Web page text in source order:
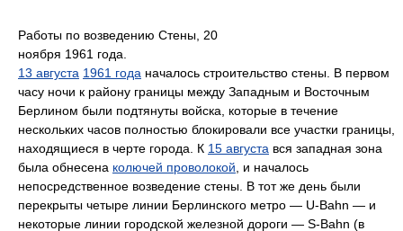
Работы по возведению Стены, 20
ноября 1961 года.
13 августа 1961 года началось строительство стены. В первом
часу ночи к району границы между Западным и Восточным
Берлином были подтянуты войска, которые в течение
нескольких часов полностью блокировали все участки границы,
находящиеся в черте города. К 15 августа вся западная зона
была обнесена колючей проволокой, и началось
непосредственное возведение стены. В тот же день были
перекрыты четыре линии Берлинского метро — U-Bahn — и
некоторые линии городской железной дороги — S-Bahn (в